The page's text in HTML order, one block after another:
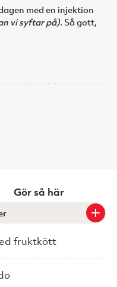
med en injektion
vi syftar på). Så gott,
Gör så här
fruktkött